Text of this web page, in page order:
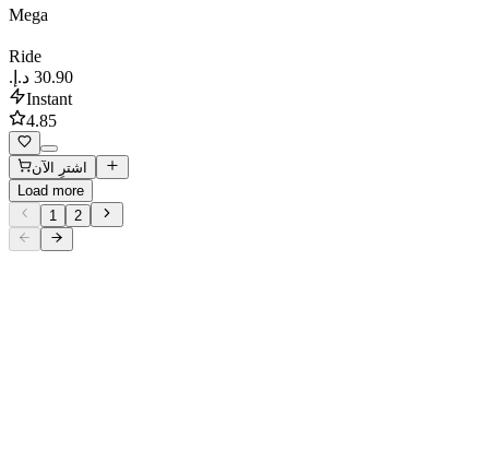
Mega
Ride
Instant
4.85
اشترِ الآن
Load more
1
2